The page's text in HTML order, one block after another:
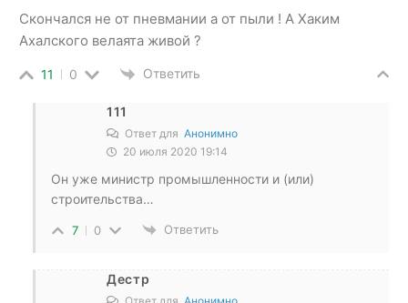
Скончался не от пневмании а от пыли ! А Хаким
Ахалского велаята живой ?
11 0 Ответить
111
Ответ для Анонимно
20 июля 2020 19:14
Он уже министр промышленности и (или)
строительства…
7 0 Ответить
Дестр